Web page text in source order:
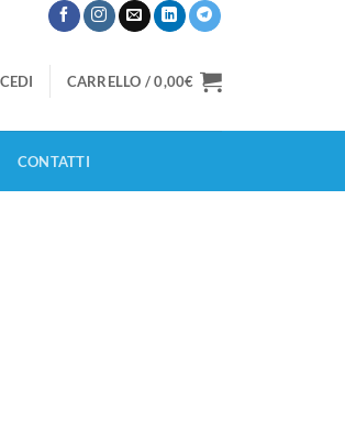
CARRELLO /0,00€
CONTATTI